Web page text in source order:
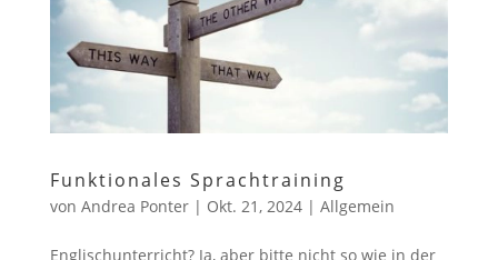
Funktionales Sprachtraining
von Andrea Ponter| Okt. 21, 2024| Allgemein
Englischunterricht? Ja, aber bitte nicht so wie in der